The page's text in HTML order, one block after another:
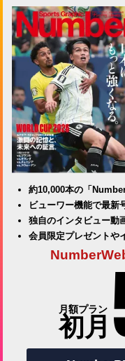
約10,000本の「
ビューワー機能で最新
独自のインタビュー動
会員限定プレゼントや
月額プラン
初月